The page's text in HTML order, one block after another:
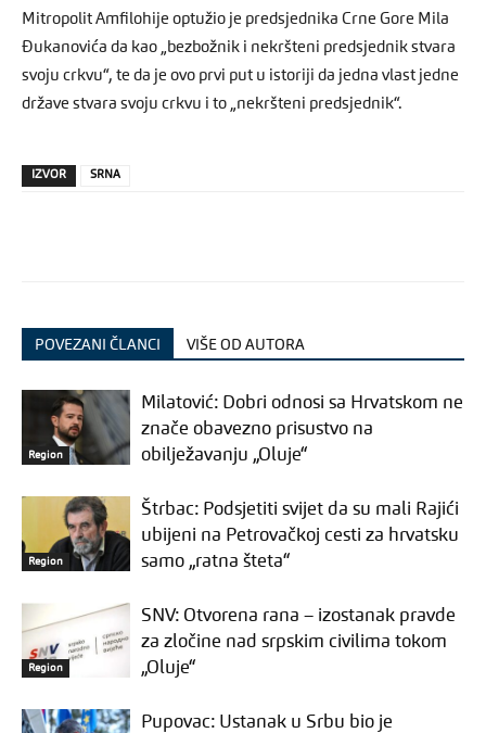
Mitropolit Amfilohije optužio je predsjednika Crne Gore Mila
Đukanovića da kao „bezbožnik i nekršteni predsjednik stvara
svoju crkvu“, te da je ovo prvi put u istoriji da jedna vlast jedne
države stvara svoju crkvu i to „nekršteni predsjednik“.
IZVOR SRNA
POVEZANI ČLANCI VIŠE OD AUTORA
Region
Milatović: Dobri odnosi sa Hrvatskom ne
znače obavezno prisustvo na
obilježavanju „Oluje“
Region
Štrbac: Podsjetiti svijet da su mali Rajići
ubijeni na Petrovačkoj cesti za hrvatsku
samo „ratna šteta“
Region
SNV: Otvorena rana – izostanak pravde
za zločine nad srpskim civilima tokom
„Oluje“
Pupovac: Ustanak u Srbu bio je